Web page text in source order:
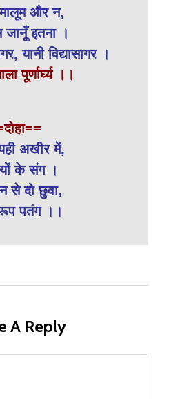
और न,
जानूँ इतना ।
यानी विद्यासागर ।
पूर्णार्घ्य ।।
अखीर में,
के संग ।
से दो छुवा,
पतंग ।।
A Reply